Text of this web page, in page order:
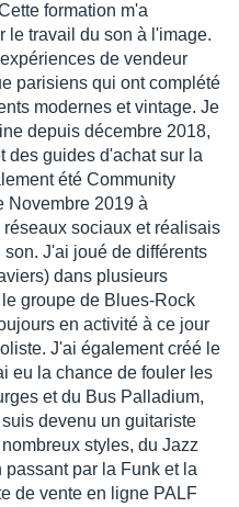
formation m'a
le travail du son à l'image.
de vendeur
parisiens qui ont complété
modernes et vintage. Je
depuis décembre 2018,
des guides d'achat sur la
été Community
Novembre 2019 à
sociaux et réalisais
J'ai joué de différents
dans plusieurs
groupe de Blues-Rock
en activité à ce jour
J'ai également créé le
eu la chance de fouler les
et du Bus Palladium,
devenu un guitariste
styles, du Jazz
par la Funk et la
de vente en ligne PALF